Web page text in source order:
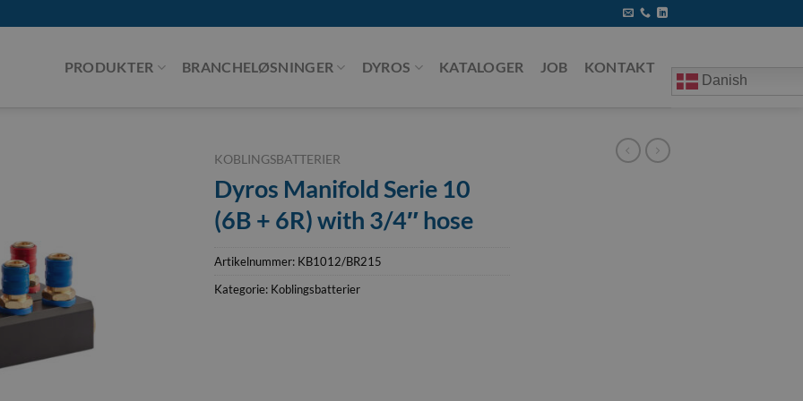
PRODUKTER BRANCHELØSNINGER DYROS KATALOGER JOB KONTAKT
Danish
KOBLINGSBATTERIER
Dyros Manifold Serie 10
(6B + 6R) with 3/4″ hose
Artikelnummer: KB1012/BR215
Kategorie: Koblingsbatterier